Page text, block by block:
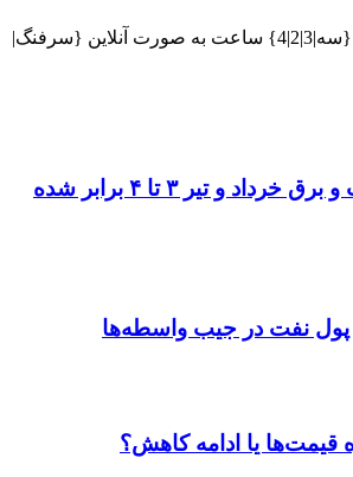
{ امروز بیش از {سه|3|2|4} ساعت به صورت آنلاین {سرفنگ|
*چرا قبض آب و برق خرداد و تیر ۳ تا ۴ برابر شده
پول نفت در جیب واسطه‌ها
قیمت‌ها یا ادامه کاهش؟